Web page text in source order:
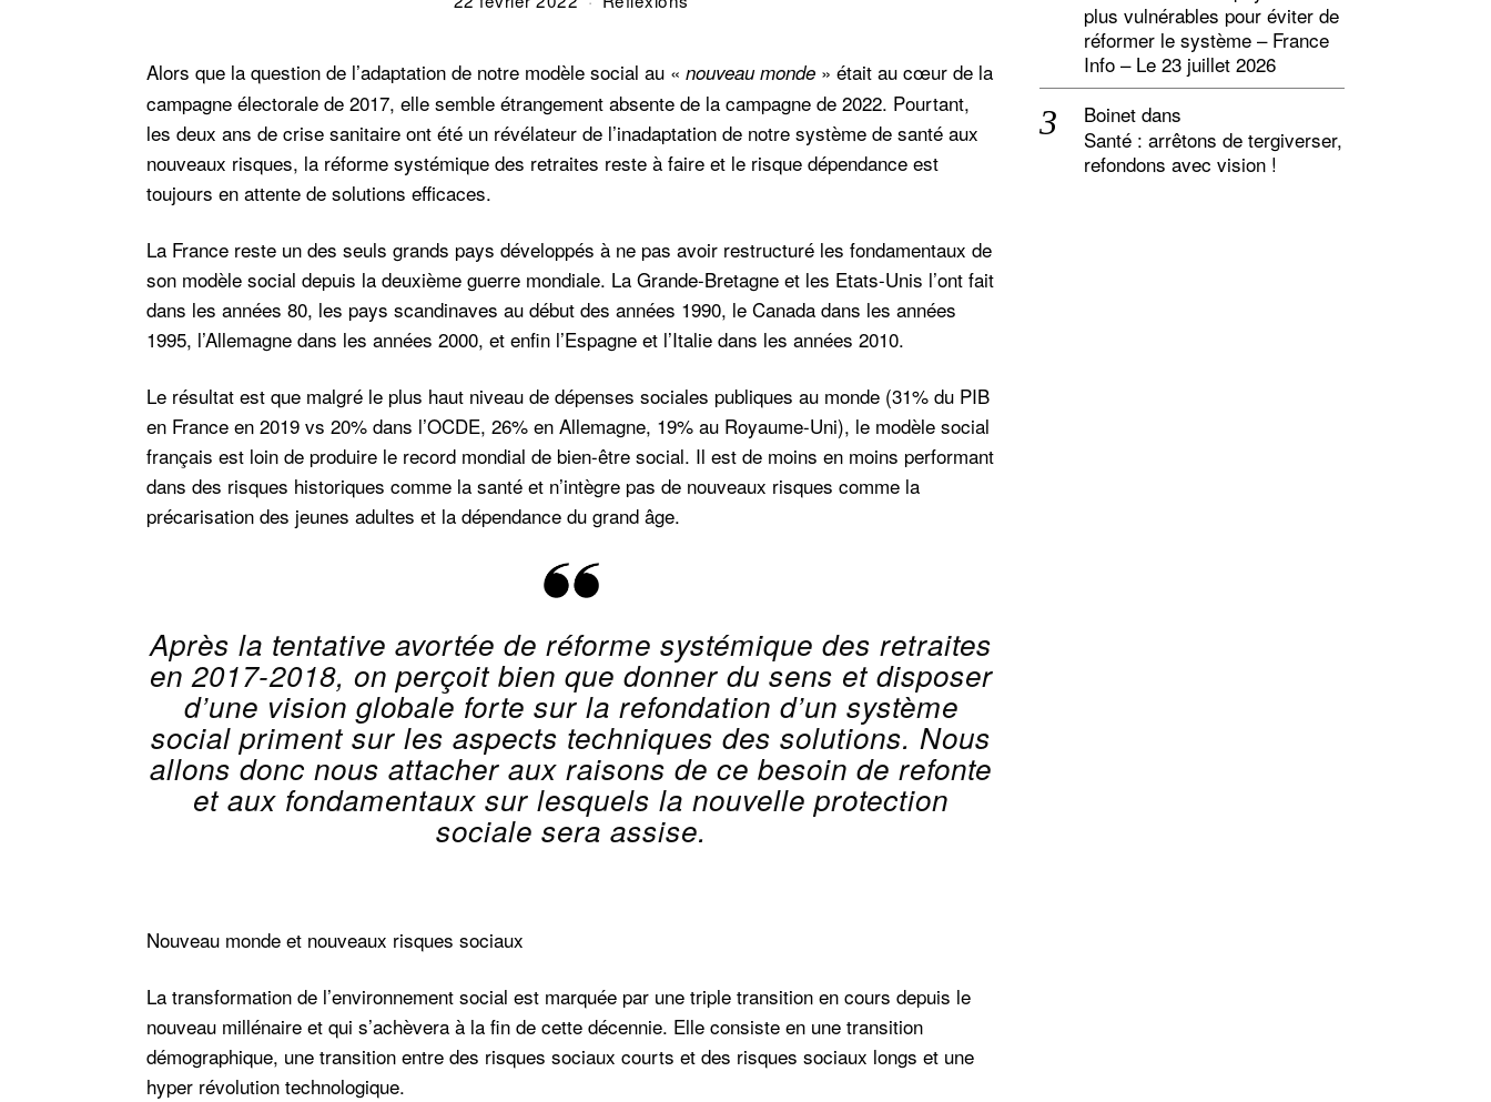
Alors que la question de l’adaptation de notre modèle social au « nouveau monde » était au cœur de la
campagne électorale de 2017, elle semble étrangement absente de la campagne de 2022. Pourtant,
les deux ans de crise sanitaire ont été un révélateur de l’inadaptation de notre système de santé aux
nouveaux risques, la réforme systémique des retraites reste à faire et le risque dépendance est
toujours en attente de solutions efficaces.
La France reste un des seuls grands pays développés à ne pas avoir restructuré les fondamentaux de
son modèle social depuis la deuxième guerre mondiale. La Grande-Bretagne et les Etats-Unis l’ont fait
dans les années 80, les pays scandinaves au début des années 1990, le Canada dans les années
1995, l’Allemagne dans les années 2000, et enfin l’Espagne et l’Italie dans les années 2010.
Le résultat est que malgré le plus haut niveau de dépenses sociales publiques au monde (31% du PIB
en France en 2019 vs 20% dans l’OCDE, 26% en Allemagne, 19% au Royaume-Uni), le modèle social
français est loin de produire le record mondial de bien-être social. Il est de moins en moins performant
dans des risques historiques comme la santé et n’intègre pas de nouveaux risques comme la
précarisation des jeunes adultes et la dépendance du grand âge.
Après la tentative avortée de réforme systémique des retraites
en 2017-2018, on perçoit bien que donner du sens et disposer
d’une vision globale forte sur la refondation d’un système
social priment sur les aspects techniques des solutions. Nous
allons donc nous attacher aux raisons de ce besoin de refonte
et aux fondamentaux sur lesquels la nouvelle protection
sociale sera assise.
Nouveau monde et nouveaux risques sociaux
La transformation de l’environnement social est marquée par une triple transition en cours depuis le
nouveau millénaire et qui s’achèvera à la fin de cette décennie. Elle consiste en une transition
démographique, une transition entre des risques sociaux courts et des risques sociaux longs et une
hyper révolution technologique.
plus vulnérables pour éviter de
réformer le système – France
Info – Le 23 juillet 2026
Boinet dans
Santé : arrêtons de tergiverser,
refondons avec vision !